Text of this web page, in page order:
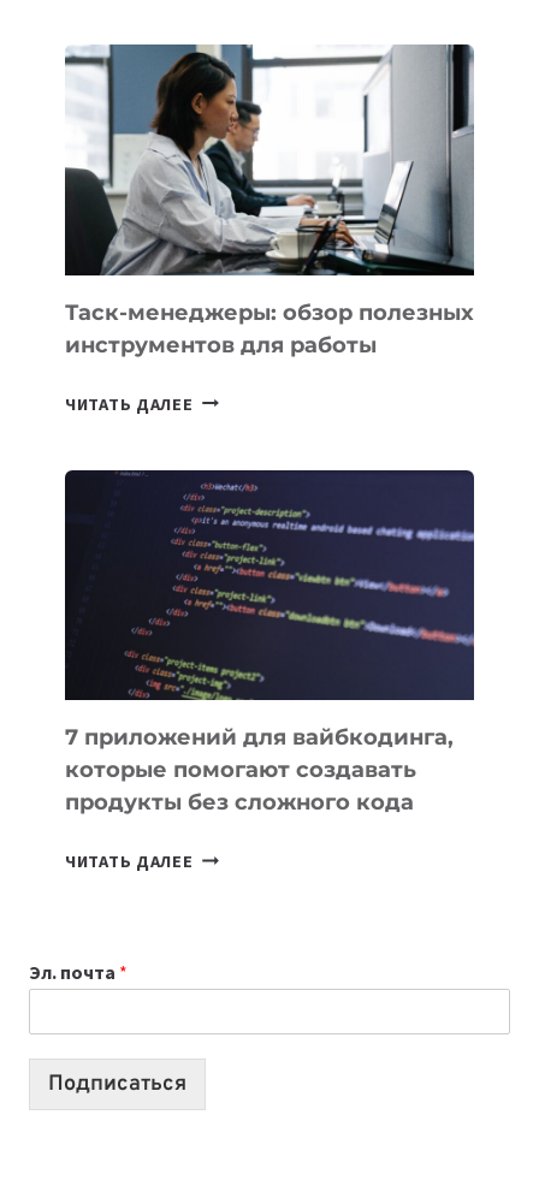
БИЗНЕСА:
КАКИЕ
3
ЗАДАЧИ
ЕМУ
МОЖНО
ПОРУЧИТЬ
УЖЕ
Таск-менеджеры: обзор полезных
инструментов для работы
ЧИТАТЬ ДАЛЕЕ ТАСК-
ПОЛЕЗНЫХ
ИНСТРУМЕНТОВ
ДЛЯ
РАБОТЫ
7 приложений для вайбкодинга,
которые помогают создавать
продукты без сложного кода
ЧИТАТЬ ДАЛЕЕ 7
СОЗДАВАТЬ
ПРОДУКТЫ
Эл. почта *
Подписаться